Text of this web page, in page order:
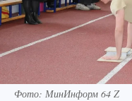
Фото: МинИнформ 64 Z